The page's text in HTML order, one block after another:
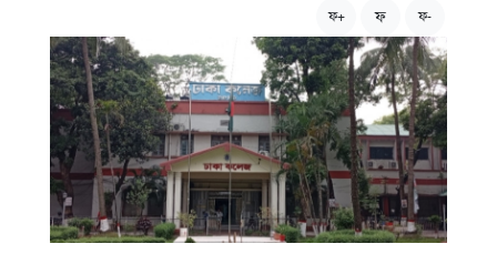
ফ+ ফ ফ-